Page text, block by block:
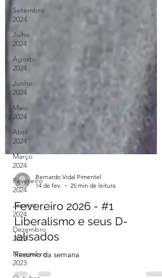
Setembro
2024
Julho
2024
Agosto
2024
Junho
2024
Maio
2024
Abril
2024
Março
2024
Fevereiro
2024
Janeiro
2024
Dezembro
2023
Novembro
2023
Bernardo Vidal Pimentel
14 de fev.
25 min de leitura
Fevereiro 2026 - #1
ialisados